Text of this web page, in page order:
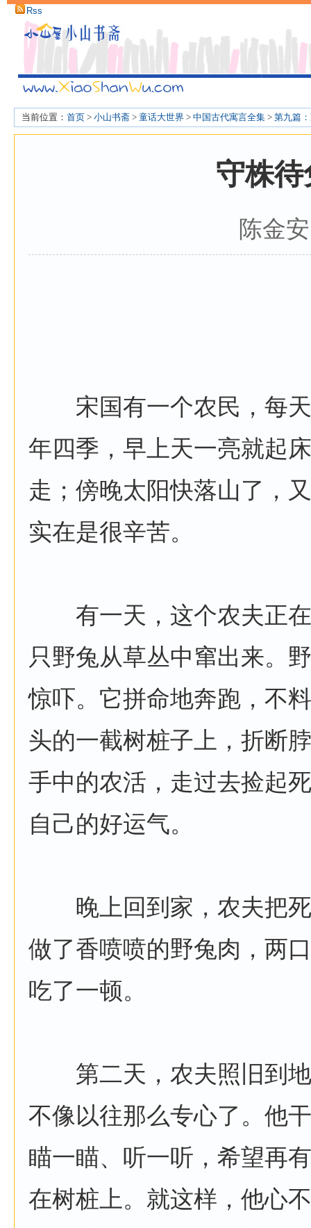
Rss
当前位置： 首页 > 小山书斋 > 童话大世界 > 中国古代寓言全集 > 第九篇
守株待
陈金安
宋国有一个农民，每天
年四季，早上天一亮就起
走；傍晚太阳快落山了，
实在是很辛苦。
有一天，这个农夫正在
只野兔从草丛中窜出来。
惊吓。它拼命地奔跑，不
头的一截树桩子上，折断
手中的农活，走过去捡起
自己的好运气。
晚上回到家，农夫把死
做了香喷喷的野兔肉，两
吃了一顿。
第二天，农夫照旧到地
不像以往那么专心了。他
瞄一瞄、听一听，希望再
在树桩上。就这样，他心